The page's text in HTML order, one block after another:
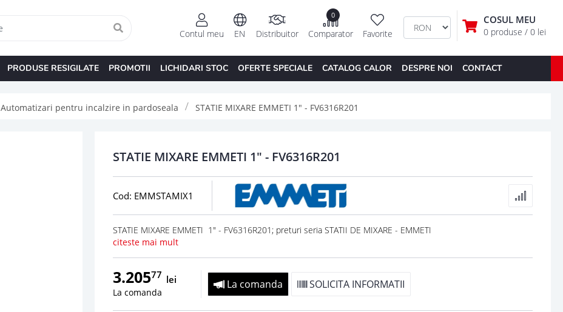
COSUL MEU
0 produse / 0 lei
Favorite
0
Comparator
Distribuitor
EN
Contul meu
PRODUSE RESIGILATE PROMOTII LICHIDARI STOC OFERTE SPECIALE CATALOG CALOR DESPRE NOI CONTACT
Automatizari pentru incalzire in pardoseala STATIE MIXARE EMMETI 1" - FV6316R201
STATIE MIXARE EMMETI 1" - FV6316R201
Cod: EMMSTAMIX1
STATIE MIXARE EMMETI 1" - FV6316R201; preturi seria STATII DE MIXARE - EMMETI
citeste mai mult
3.20577 lei
La comanda
La comanda SOLICITA INFORMATII